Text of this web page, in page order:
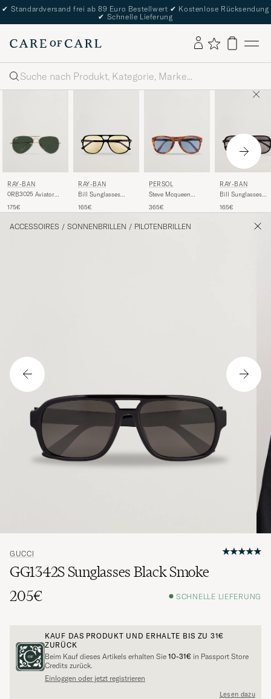
✔ Standardversand frei ab 89 Euro Bestellwert ✔ Kostenlose Rücksendung
✔ Schnelle Lieferung
Suche
RAY-BAN
0RB3025 Aviator
Sunglasses
175€
RAY-BAN
Bill Sunglasses
165€
PERSOL
Steve Mcqueen
Havana
365€
RAY-BAN
Bill Sunglasses
165€
ACCESSOIRES / SONNENBRILLEN / PILOTENBRILLEN
GUCCI
GG1342S Sunglasses Black Smoke
205€
SCHNELLE LIEFERUNG
KAUF DAS PRODUKT UND ERHALTE BIS ZU 31€
ZURÜCK
Beim Kauf dieses Artikels erhalten Sie 10-31€ in Passport Store
Credits zurück.
Einloggen oder jetzt registrieren
Lesen dazu